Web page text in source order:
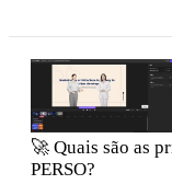
🚀 Quais são as
PERSO?